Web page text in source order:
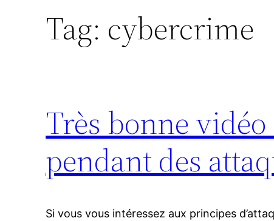
Tag: cybercrime
Très bonne vidéo
pendant des
Si vous vous intéressez aux principes